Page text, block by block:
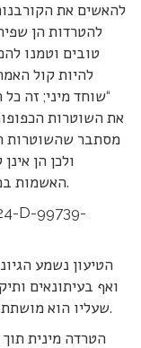
להאשים את
להטרדות הן
טובים וטמנו
להיות קול
“שוחד מיני; זה
את השוטרות
מסתבר שהשוטרות
ולכן הן
האשמות במתן שוחד, ויש להאשימן ביחד עם הניצבים.
D-99739-
הטיעון נשמע
ואף בעיתונאים
שעליו הוא מושתת, אשר הופך אותו לדמגוגיה מוטעית ומטעה.
הטרדה מינית תוך